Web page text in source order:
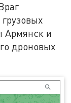
Армянск и
дроновых